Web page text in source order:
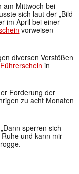
am Mittwoch bei
sich laut der „Bild-
im April bei einer
vorweisen
diversen Verstößen
Führerschein in
Forderung der
zu acht Monaten
sperren sich
und kann mir